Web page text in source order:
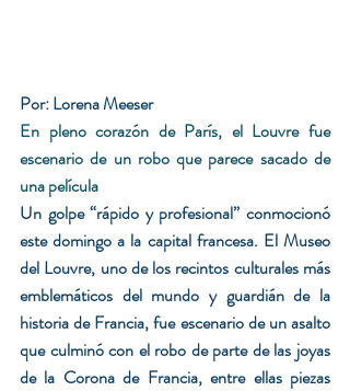
Por: Lorena Meeser
En pleno corazón de París, el Louvre fue
escenario de un robo que parece sacado de
una película
Un golpe “rápido y profesional” conmocionó
este domingo a la capital francesa. El Museo
del Louvre, uno de los recintos culturales más
emblemáticos del mundo y guardián de la
historia de Francia, fue escenario de un asalto
que culminó con el robo de parte de las joyas
de la Corona de Francia, entre ellas piezas